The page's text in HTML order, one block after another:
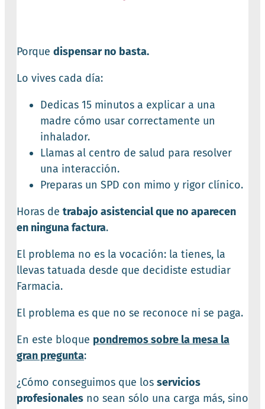
Porque dispensar no basta.
Lo vives cada día:
Dedicas 15 minutos a explicar a una
madre cómo usar correctamente un
inhalador.
Llamas al centro de salud para resolver
una interacción.
Preparas un SPD con mimo y rigor clínico.
Horas de trabajo asistencial que no aparecen
en ninguna factura.
El problema no es la vocación: la tienes, la
llevas tatuada desde que decidiste estudiar
Farmacia.
El problema es que no se reconoce ni se paga.
En este bloque pondremos sobre la mesa la
gran pregunta:
¿Cómo conseguimos que los servicios
profesionales no sean sólo una carga más, sino